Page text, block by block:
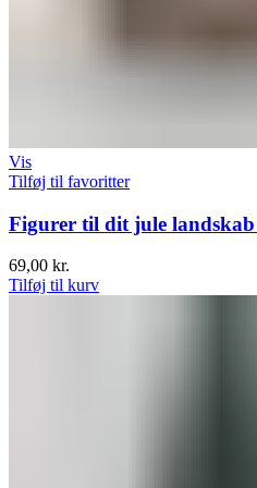
Vis
Tilføj til favoritter
Figurer til dit jule
69,00 kr.
Tilføj til kurv